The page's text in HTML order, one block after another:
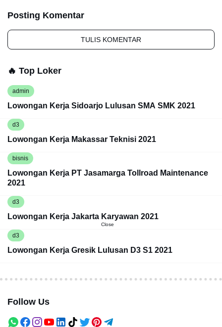
Posting Komentar
TULIS KOMENTAR
🔥 Top Loker
admin
Lowongan Kerja Sidoarjo Lulusan SMA SMK 2021
d3
Lowongan Kerja Makassar Teknisi 2021
bisnis
Lowongan Kerja PT Jasamarga Tollroad Maintenance
2021
d3
Lowongan Kerja Jakarta Karyawan 2021
d3
Lowongan Kerja Gresik Lulusan D3 S1 2021
Follow Us
Close